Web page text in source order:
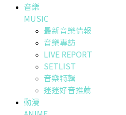
音樂
MUSIC
最新音樂情報
音樂專訪
LIVE REPORT
SETLIST
音樂特輯
迷迷好音推薦
動漫